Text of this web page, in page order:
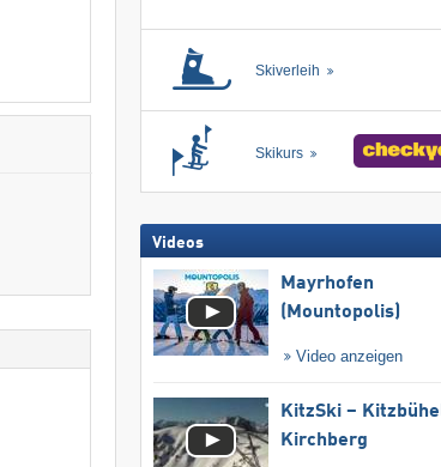
Skiverleih
Skikurs
Videos
Mayrhofen
(Mountopolis)
Video anzeigen
KitzSki –
Kirchberg